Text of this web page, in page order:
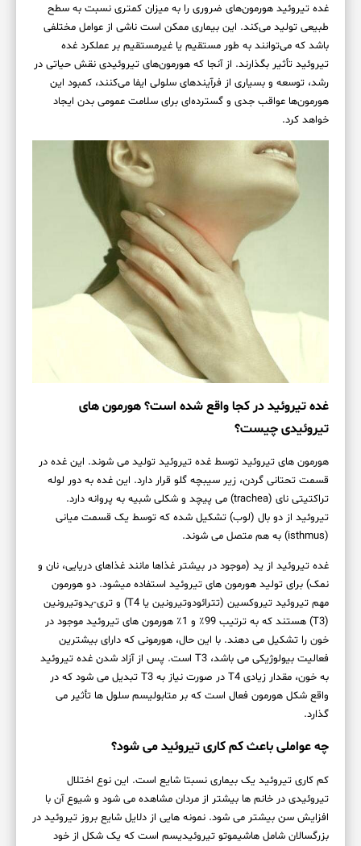
غده تیروئید هورمون‌های ضروری را به میزان کمتری نسبت به سطح
طبیعی تولید می‌کند. این بیماری ممکن است ناشی از عوامل مختلفی
باشد که می‌توانند به طور مستقیم یا غیرمستقیم بر عملکرد غده
تیروئید تأثیر بگذارند. از آنجا که هورمون‌های تیروئیدی نقش حیاتی در
رشد، توسعه و بسیاری از فرآیندهای سلولی ایفا می‌کنند، کمبود این
هورمون‌ها عواقب جدی و گسترده‌ای برای سلامت عمومی بدن ایجاد
خواهد کرد.
غده تیروئید در کجا واقع شده است؟ هورمون های
تیروئیدی چیست؟
هورمون های تیروئید توسط غده تیروئید تولید می شوند. این غده در
قسمت تحتانی گردن، زیر سیبچه گلو قرار دارد. این غده به دور لوله
تراکتیتی نای (trachea) می پیچد و شکلی شبیه به پروانه دارد.
تیروئید از دو بال (لوب) تشکیل شده که توسط یک قسمت میانی
(isthmus) به هم متصل می شوند.
غده تیروئید از ید (موجود در بیشتر غذاها مانند غذاهای دریایی، نان و
نمک) برای تولید هورمون های تیروئید استفاده می‍شود. دو هورمون
مهم تیروئید تیروکسین (تترائودوتیرونین یا T4) و تری-یدوتیرونین
(T3) هستند که به ترتیب 99٪ و 1٪ هورمون های تیروئید موجود در
خون را تشکیل می دهند. با این حال، هورمونی که دارای بیشترین
فعالیت بیولوژیکی می باشد، T3 است. پس از آزاد شدن غده تیروئید
به خون، مقدار زیادی T4 در صورت نیاز به T3 تبدیل می شود که در
واقع شکل هورمون فعال است که بر متابولیسم سلول ها تأثیر می
گذارد.
چه عواملی باعث کم کاری تیروئید می شود؟
کم کاری تیروئید یک بیماری نسبتا شایع است. این نوع اختلال
تیروئیدی در خانم ها بیشتر از مردان مشاهده می شود و شیوع آن با
افزایش سن بیشتر می شود. نمونه هایی از دلایل شایع بروز تیروئید در
بزرگسالان شامل هاشیموتو تیروئیدیسم است که یک شکل از خود